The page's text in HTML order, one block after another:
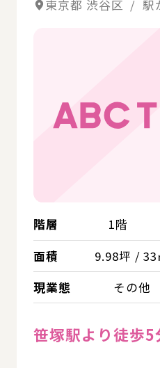
東京都 渋谷区 / 駅
階層
1階
面積
9.98坪 / 33
現業態
その他
笹塚駅より徒歩